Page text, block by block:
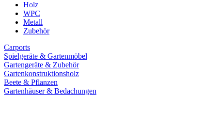
Holz
WPC
Metall
Zubehör
Carports
Spielgeräte & Gartenmöbel
Gartengeräte & Zubehör
Gartenkonstruktionsholz
Beete & Pflanzen
Gartenhäuser & Bedachungen